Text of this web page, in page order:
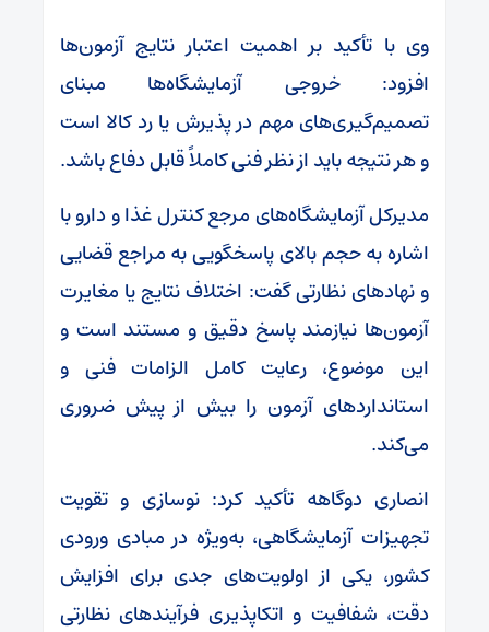
وی با تأکید بر اهمیت اعتبار نتایج آزمون‌ها
افزود: خروجی آزمایشگاه‌ها مبنای
تصمیم‌گیری‌های مهم در پذیرش یا رد کالا است
و هر نتیجه باید از نظر فنی کاملاً قابل دفاع باشد.
مدیرکل آزمایشگاه‌های مرجع کنترل غذا و دارو با
اشاره به حجم بالای پاسخگویی به مراجع قضایی
و نهادهای نظارتی گفت: اختلاف نتایج یا مغایرت
آزمون‌ها نیازمند پاسخ دقیق و مستند است و
این موضوع، رعایت کامل الزامات فنی و
استانداردهای آزمون را بیش از پیش ضروری
می‌کند.
انصاری دوگاهه تأکید کرد: نوسازی و تقویت
تجهیزات آزمایشگاهی، به‌ویژه در مبادی ورودی
کشور، یکی از اولویت‌های جدی برای افزایش
دقت، شفافیت و اتکاپذیری فرآیندهای نظارتی